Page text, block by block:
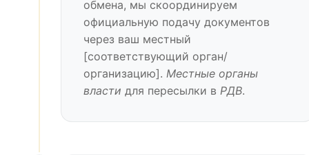
обмена, мы скоординируем
официальную подачу документов
через ваш местный
[соответствующий орган/
организацию]. Местные органы
власти для пересылки в РДВ.